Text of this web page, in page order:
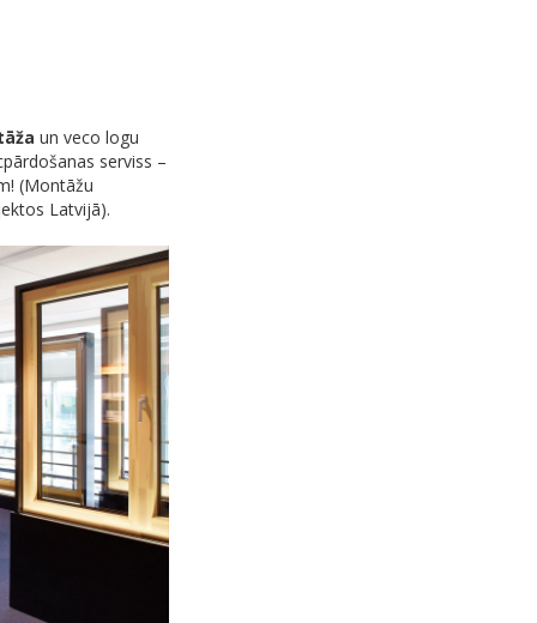
un veco logu
serviss –
(Montāžu
Latvijā).